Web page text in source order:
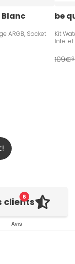
ARGB, Socket
be
Kit
Intel et
109€
6
clients
Avis